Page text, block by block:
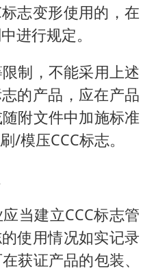
志变形使用的，在
进行规定。
制，不能采用上述
的产品，应在产品
附文件中加施标准
/模压CCC标志。
当建立CCC标志管
使用情况如实记录
获证产品的包装、